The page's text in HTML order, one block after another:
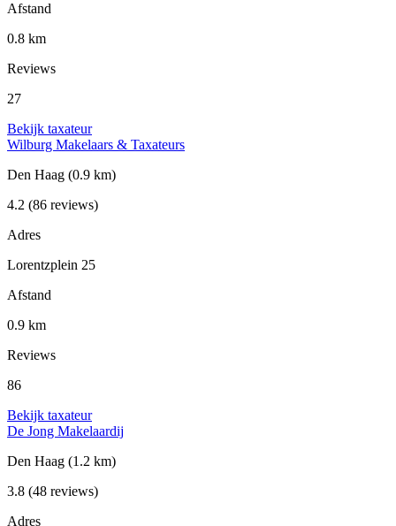
Afstand
0.8 km
Reviews
27
Bekijk taxateur
Wilburg Makelaars & Taxateurs
Den Haag (0.9 km)
4.2 (86 reviews)
Adres
Lorentzplein 25
Afstand
0.9 km
Reviews
86
Bekijk taxateur
De Jong Makelaardij
Den Haag (1.2 km)
3.8 (48 reviews)
Adres